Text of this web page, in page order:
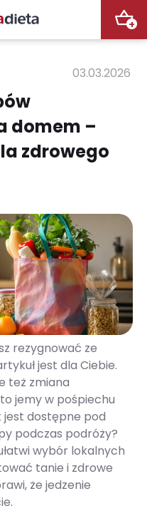
+
03.03.2026
domem –
zdrowego
rezygnować ze
jest dla Ciebie.
też zmiana
jemy w pośpiechu
jest dostępne pod
podczas podróży?
wybór lokalnych
tanie i zdrowe
że jedzenie